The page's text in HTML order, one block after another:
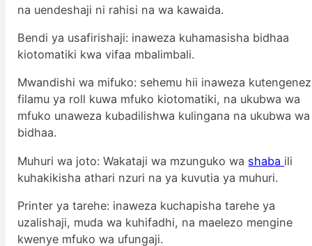
na uendeshaji ni rahisi na wa kawaida.
Bendi ya usafirishaji: inaweza kuhamasisha bidhaa
kiotomatiki kwa vifaa mbalimbali.
Mwandishi wa mifuko: sehemu hii inaweza
filamu ya roll kuwa mfuko kiotomatiki, na ukubwa wa
mfuko unaweza kubadilishwa kulingana na ukubwa wa
bidhaa.
Muhuri wa joto: Wakataji wa mzunguko wa shaba ili
kuhakikisha athari nzuri na ya kuvutia ya muhuri.
Printer ya tarehe: inaweza kuchapisha tarehe ya
uzalishaji, muda wa kuhifadhi, na maelezo mengine
kwenye mfuko wa ufungaji.